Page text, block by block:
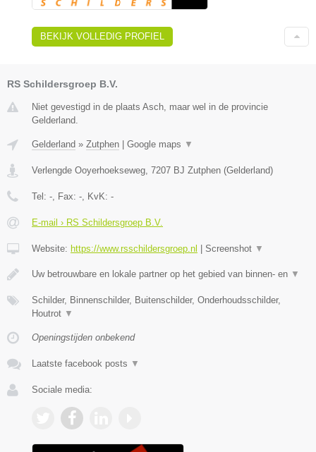
BEKIJK VOLLEDIG PROFIEL
RS Schildersgroep B.V.
Niet gevestigd in de plaats Asch, maar wel in de provincie
Gelderland.
Gelderland » Zutphen Google maps ▼
Verlengde Ooyerhoekseweg, 7207 BJ Zutphen (Gelderland)
Tel: -, Fax: -, KvK: -
E-mail › RS Schildersgroep B.V.
Website: https://www.rsschildersgroep.nl Screenshot ▼
Uw betrouwbare en lokale partner op het gebied van binnen- en ▼
Schilder, Binnenschilder, Buitenschilder, Onderhoudsschilder,
Houtrot ▼
Openingstijden onbekend
Laatste facebook posts ▼
Sociale media: